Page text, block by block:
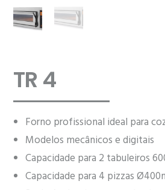
TR 4
Forno profissional ideal para
Modelos mecânicos e digitais
Capacidade para 2 tabuleiros
Capacidade para 4 pizzas